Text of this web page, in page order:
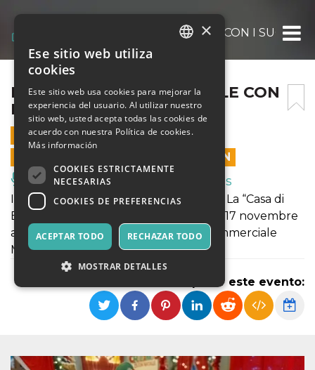
LA CASA DI BABBO NATALE CON I SUOI
LA CASA DI BABBO NATALE CON
I SUOI ELFI ANDRIA 2023
23 DICIEMBRE 2023 - 16:30
LAS VENTAS EN LÍNEA TERMINARON
Música, Eventos en Vivo, Clubes
IN ASCENSORE DA BABBO NATALE…!! La “Casa di
Babbo Natale con i suoi elfi Andria dal 17 novembre
al 6 gennaio 2024 presso il Centro Commerciale
Mongolfiera in via Barletta - Andria.
Compartir este evento:
SPANISH
×
Ese sitio web utiliza
cookies
Este sitio web usa cookies para mejorar la
experiencia del usuario. Al utilizar nuestro
sitio web, usted acepta todas las cookies de
acuerdo con nuestra Política de cookies.
Más información
COOKIES ESTRICTAMENTE
NECESARIAS
COOKIES DE PREFERENCIAS
ACEPTAR TODO RECHAZAR TODO
MOSTRAR DETALLES
Cookies estrictamente necesarias
Las cookies estrictamente necesarias permiten